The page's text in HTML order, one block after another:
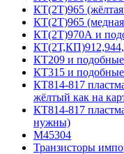
КТ(2Т)965
КТ(2Т)965
КТ(2Т)970А и
КТ209 и
КТ315 и подобные
КТ814-817
жёлтый как на
КТ814-817
нужны)
М45304
Транзисторы